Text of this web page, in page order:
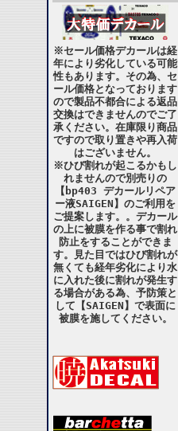
※セール価格デカールは経
年により劣化している可能
性もあります。その為、セ
ール価格となっております
ので製品不都合による返品
交換はできませんのでご了
承ください。在庫限り商品
ですので取り置きや再入荷
はございません。
※ひび割れが起こるかもし
れませんので別売りの
【bp403 デカールリペア
ー液SAIGEN】のご利用を
ご提案します。。デカール
の上に被膜を作る事で割れ
防止をすることができま
す。見た目ではひび割れが
無くても経年劣化により水
に入れた後に割れが発生す
る場合がある為、予防策と
して【SAIGEN】で表面に
被膜を施してください。